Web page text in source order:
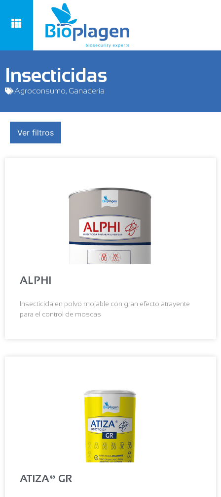
Insecticidas
Agroconsumo, Ganadería
Ver filtros
ALPHI
Insecticida en polvo mojable con gran efecto atrayente
para el control de moscas
ATIZA® GR